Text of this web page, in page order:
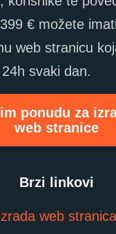
€ možete imati
web stranicu
svaki dan.
ponudu za
web stranice
Brzi linkovi
web stranica